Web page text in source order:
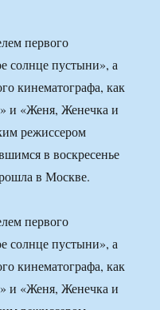
первого
солнце пустыни», а
кинематографа, как
и «Женя, Женечка и
режиссером
в воскресенье
в Москве.
первого
солнце пустыни», а
кинематографа, как
и «Женя, Женечка и